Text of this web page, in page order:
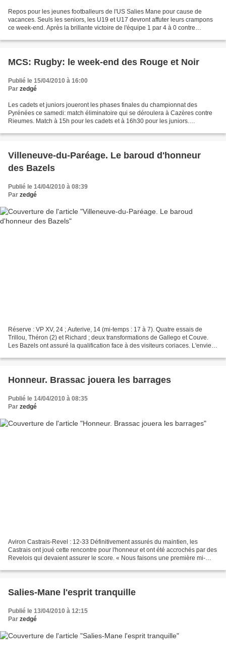
Repos pour les jeunes footballeurs de l'US Salies Mane pour cause de
vacances. Seuls les seniors, les U19 et U17 devront affuter leurs crampons
ce week-end. Après la brillante victoire de l'équipe 1 par 4 à 0 contre
MCS: Rugby: le week-end des Rouge et Noir
Publié le 15/04/2010 à 16:00
Par zedgé
Les cadets et juniors joueront les phases finales du championnat des
Pyrénées ce samedi: match éliminatoire qui se déroulera à Cazères contre
Rieumes. Match à 15h pour les cadets et à 16h30 pour les juniors.
Villeneuve-du-Paréage. Le baroud d'honneur
des Bazels
Publié le 14/04/2010 à 08:39
Par zedgé
Réserve : VP XV, 24 ; Auterive, 14 (mi-temps : 17 à 7). Quatre essais de
Trillou, Théron (2) et Richard ; deux transformations de Gallego et Couve.
Les Bazels ont assuré la qualification face à des visiteurs coriaces. L'envie et
Honneur. Brassac jouera les barrages
Publié le 14/04/2010 à 08:35
Par zedgé
Aviron Castrais-Revel : 12-33 Définitivement assurés du maintien, les
Castrais ont joué cette rencontre pour l'honneur et ont été accrochés par des
Revelois qui devaient assurer le score. « Nous faisons une première mi-
Salies-Mane l'esprit tranquille
Publié le 13/04/2010 à 12:15
Par zedgé